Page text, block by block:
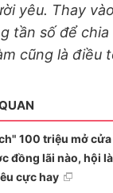
yêu. Thay
tần số để
cũng là điều
100 triệu mở
đồng lãi nào, hội
cực hay